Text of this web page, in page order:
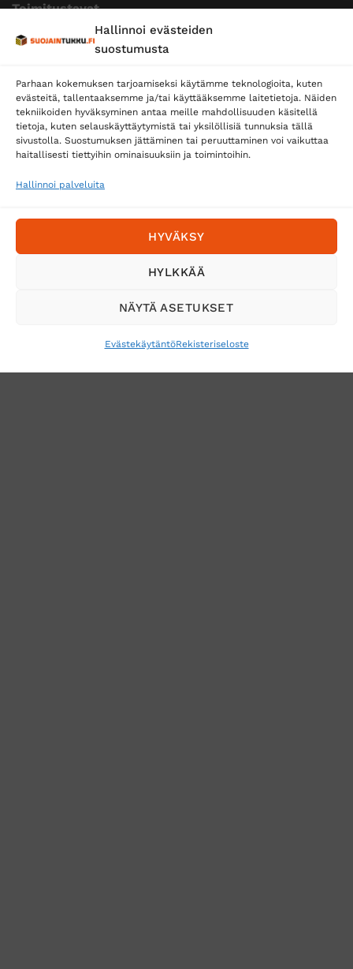
Hallinnoi evästeiden
suostumusta
Parhaan kokemuksen tarjoamiseksi käytämme teknologioita, kuten
evästeitä, tallentaaksemme ja/tai käyttääksemme laitetietoja. Näiden
tekniikoiden hyväksyminen antaa meille mahdollisuuden käsitellä
tietoja, kuten selauskäyttäytymistä tai yksilöllisiä tunnuksia tällä
sivustolla. Suostumuksen jättäminen tai peruuttaminen voi vaikuttaa
haitallisesti tiettyihin ominaisuuksiin ja toimintoihin.
Hallinnoi palveluita
HYVÄKSY
HYLKKÄÄ
NÄYTÄ ASETUKSET
EvästekäytäntöRekisteriseloste
Toimitustavat
Posti
Postnord
Tilaa uutiskirje ja saat erikoisalennuksia